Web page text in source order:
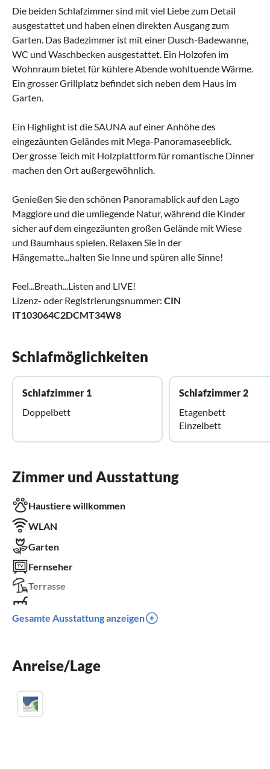
Die beiden Schlafzimmer sind mit viel Liebe zum Detail
ausgestattet und haben einen direkten Ausgang zum
Garten. Das Badezimmer ist mit einer Dusch-Badewanne,
WC und Waschbecken ausgestattet. Ein Holzofen im
Wohnraum bietet für kühlere Abende wohltuende Wärme.
Ein grosser Grillplatz befindet sich neben dem Haus im
Garten.
Ein Highlight ist die SAUNA auf einer Anhöhe des
eingezäunten Geländes mit Mega-Panoramaseeblick.
Der grosse Teich mit Holzplattform für romantische Dinner
machen den Ort außergewöhnlich.
Genießen Sie den schönen Panoramablick auf den Lago
Maggiore und die umliegende Natur, während die Kinder
sicher auf dem eingezäunten großen Gelände mit Wiese
und Baumhaus spielen. Relaxen Sie in der
Hängematte...halten Sie Inne und spüren alle Sinne!
Feel...Breath...Listen and LIVE!
Lizenz- oder Registrierungsnummer: CIN
IT103064C2DCMT34W8
Schlafmöglichkeiten
Schlafzimmer 1
Doppelbett
Schlafzimmer 2
Etagenbett
Einzelbett
Zimmer und Ausstattung
Haustiere willkommen
WLAN
Garten
Fernseher
Terrasse
Grill
Gesamte Ausstattung anzeigen
Anreise/Lage